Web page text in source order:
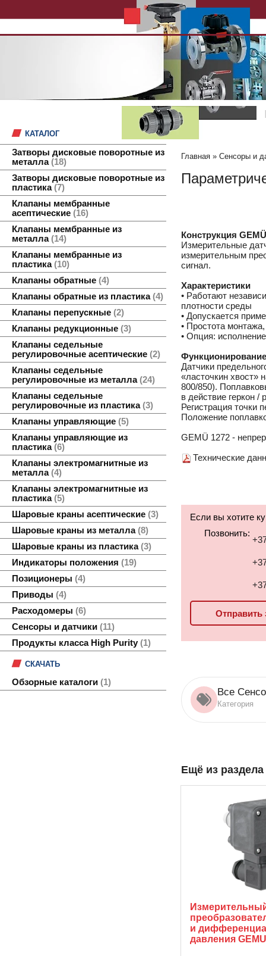
КАТАЛОГ
Затворы дисковые поворотные из
металла 18
Затворы дисковые поворотные из
пластика 7
Клапаны мембранные
асептические
16
Клапаны мембранные из
металла 14
Клапаны мембранные из
пластика 10
Клапаны обратные 4
Клапаны обратные из пластика 4
Клапаны перепускные 2
Клапаны редукционные 3
Клапаны седельные
регулировочные асептические 2
Клапаны седельные
регулировочные из металла 24
Клапаны седельные
регулировочные из пластика 3
Клапаны управляющие 5
Клапаны управляющие из
пластика 6
Клапаны электромагнитные из
металла 4
Клапаны электромагнитные из
пластика 5
Шаровые краны асептические 3
Шаровые краны из металла 8
Шаровые краны из пластика 3
Индикаторы положения
19
Позиционеры
4
Приводы
4
Расходомеры
6
Сенсоры и датчики
11
Продукты класса High Purity
1
СКАЧАТЬ
Обзорные каталоги 1
Главная » Сенсоры и
Конструкция
Измерительные
измерительным
сигнал.
Характеристики
• Работают
плотности среды
• Допускается
• Простота
• Опция:
Функционирование
Датчики
«ласточкин хвост»
800/850).
в действие геркон /
Регистрация точки
Положение
GEMÜ 1272 -
Технические
Если вы хотите
Позвонить:
Отправить
Все
Категория
Ещё из раздела
и
давления